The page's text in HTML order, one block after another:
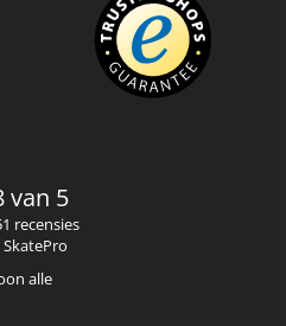
van 5
recensies
alle